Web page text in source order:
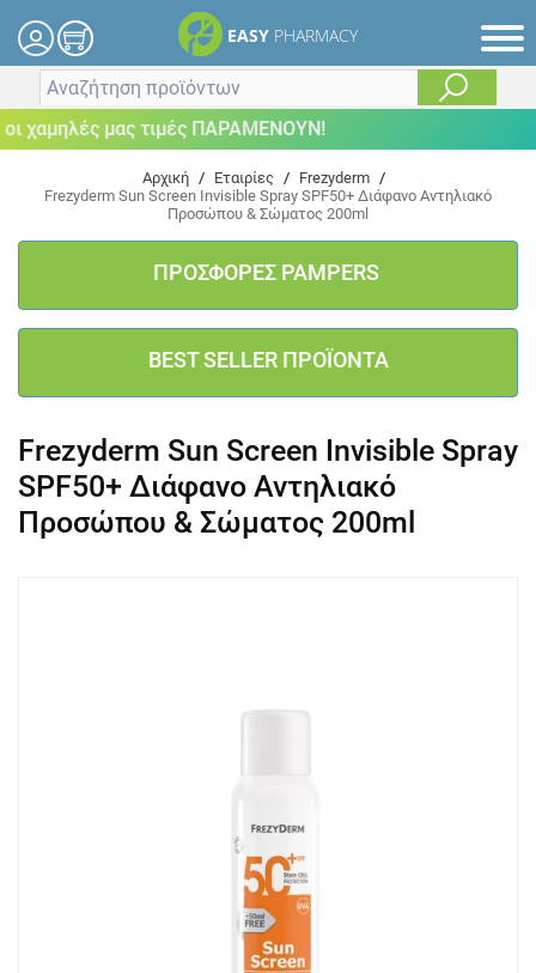
EASY PHARMACY
μας τιμές ΠΑΡΑΜΕΝΟΥΝ!
Αρχική / Εταιρίες / Frezyderm /
Frezyderm Sun Screen Invisible Spray SPF50+ Διάφανο Αντηλιακό
Προσώπου & Σώματος 200ml
ΠΡΟΣΦΟΡΕΣ PAMPERS
BEST SELLER ΠΡΟΪΟΝΤΑ
Frezyderm Sun Screen Invisible Spray
SPF50+ Διάφανο Αντηλιακό
Προσώπου & Σώματος 200ml